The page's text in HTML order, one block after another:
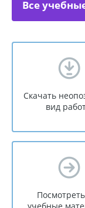
Все
Скачать
вид